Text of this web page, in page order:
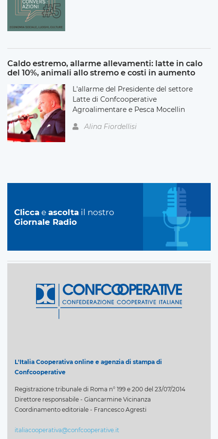
Caldo estremo, allarme allevamenti: latte in calo
del 10%, animali allo stremo e costi in aumento
L'allarme del Presidente del settore
Latte di Confcooperative
Agroalimentare e Pesca Mocellin
Alina Fiordellisi
Clicca e ascolta il nostro
Giornale Radio
L'Italia Cooperativa online e agenzia di stampa di
Confcooperative
Registrazione tribunale di Roma n° 199 e 200 del 23/07/2014
Direttore responsabile - Giancarmine Vicinanza
Coordinamento editoriale - Francesco Agresti
italiacooperativa@confcooperative.it